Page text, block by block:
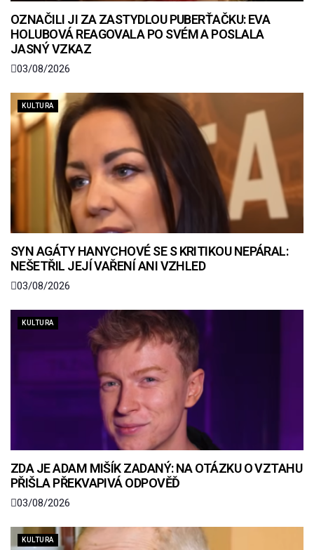
OZNAČILI JI ZA ZASTYDLOU PUBERŤAČKU: EVA
HOLUBOVÁ REAGOVALA PO SVÉM A POSLALA
JASNÝ VZKAZ
03/08/2026
KULTURA
SYN AGÁTY HANYCHOVÉ SE S KRITIKOU NEPÁRAL:
NEŠETŘIL JEJÍ VAŘENÍ ANI VZHLED
03/08/2026
KULTURA
ZDA JE ADAM MIŠÍK ZADANÝ: NA OTÁZKU O VZTAHU
PŘIŠLA PŘEKVAPIVÁ ODPOVĚĎ
03/08/2026
KULTURA